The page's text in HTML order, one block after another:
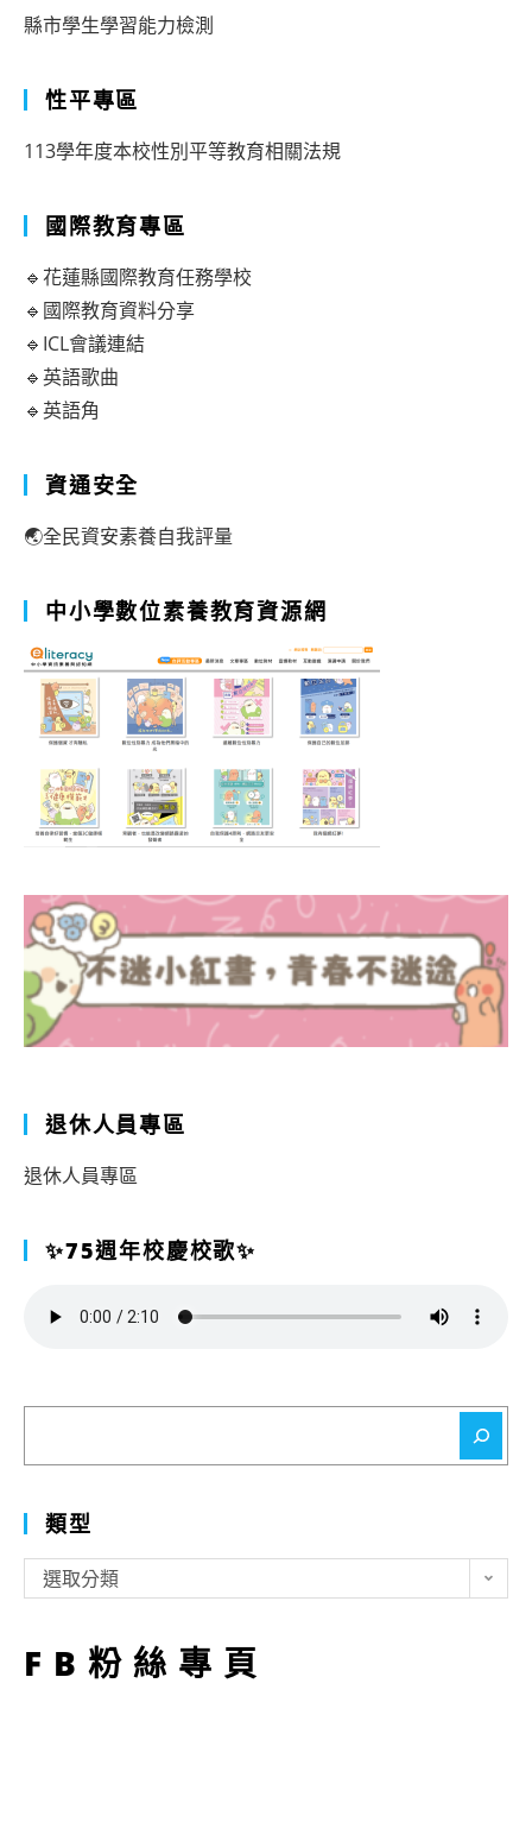
縣市學生學習能力檢測
性平專區
113學年度本校性別平等教育相關法規
國際教育專區
🔹花蓮縣國際教育任務學校
🔹國際教育資料分享
🔹ICL會議連結
🔹英語歌曲
🔹英語角
資通安全
🌏全民資安素養自我評量
中小學數位素養教育資源網
退休人員專區
退休人員專區
✨75週年校慶校歌✨
類型
型
選取分類
FB粉絲專頁